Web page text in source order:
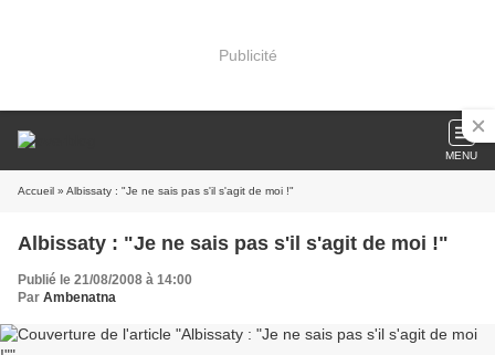
Publicité
MENU
Accueil » Albissaty : "Je ne sais pas s'il s'agit de moi !"
Albissaty : "Je ne sais pas s'il s'agit de moi !"
Publié le 21/08/2008 à 14:00
Par Ambenatna